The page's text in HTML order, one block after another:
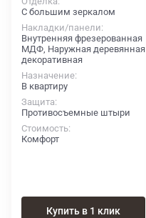
С большим зеркалом
Накладки/панели
Внутренняя фрезерованная
МДФ, Наружная деревянная
декоративная
Назначение
В квартиру
Защита
Противосъемные штыри
Стоимость
Комфорт
Купить в 1 клик